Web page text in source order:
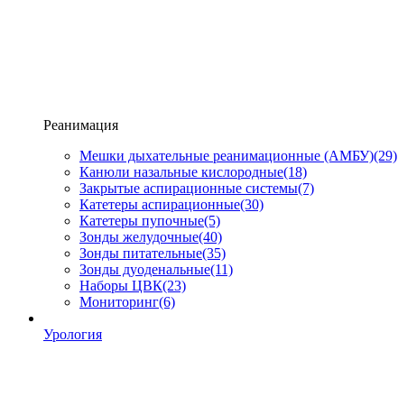
Реанимация
Мешки дыхательные реанимационные (АМБУ)(29)
Канюли назальные кислородные(18)
Закрытые аспирационные системы(7)
Катетеры аспирационные(30)
Катетеры пупочные(5)
Зонды желудочные(40)
Зонды питательные(35)
Зонды дуоденальные(11)
Наборы ЦВК(23)
Мониторинг(6)
Урология